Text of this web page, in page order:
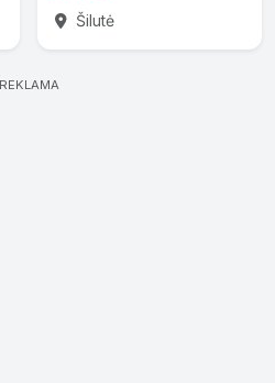
Šilutė
REKLAMA